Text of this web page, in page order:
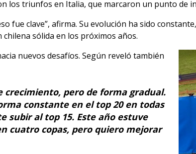
los triunfos en Italia, que marcaron un punto de
fue clave”, afirma. Su evolución ha sido
sólida en los próximos años.
nuevos desafíos. Según reveló también
crecimiento, pero de forma gradual.
constante en el top 20 en todas
subir al top 15. Este año estuve
cuatro copas, pero quiero mejorar